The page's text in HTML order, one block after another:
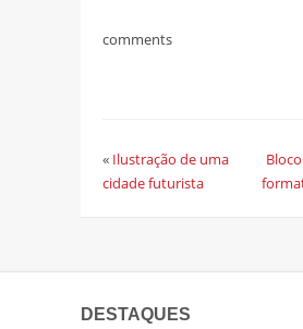
comments
« Ilustração de uma
cidade futurista
DESTAQUES